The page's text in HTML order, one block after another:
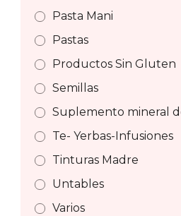
Pasta Mani
Pastas
Productos Sin Gluten
Semillas
Suplemento mineral
Te- Yerbas-Infusiones
Tinturas Madre
Untables
Varios